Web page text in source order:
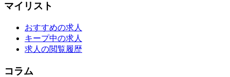
マイリスト
おすすめの求人
キープ中の求人
求人の閲覧履歴
コラム